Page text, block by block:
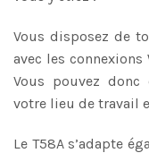
Vous disposez de
avec les
Vous pouvez
votre lieu de travail
Le T58A s’adapte